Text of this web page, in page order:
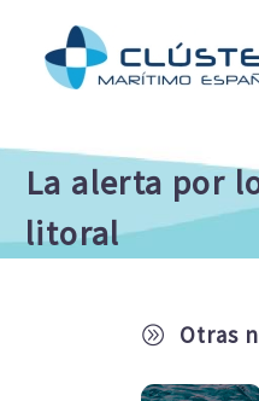
La alerta por
litoral
A Otras